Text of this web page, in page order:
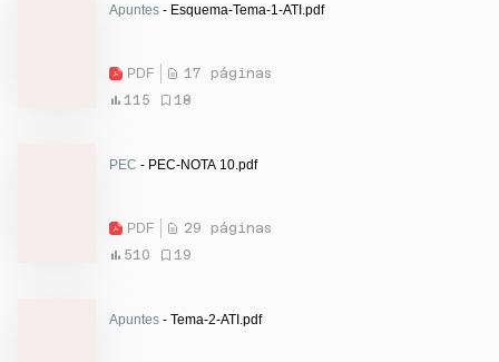
Apuntes - Esquema-Tema-1-ATI.pdf
PDF
17 páginas
115
18
PEC - PEC-NOTA 10.pdf
PDF
29 páginas
510
19
Apuntes - Tema-2-ATI.pdf